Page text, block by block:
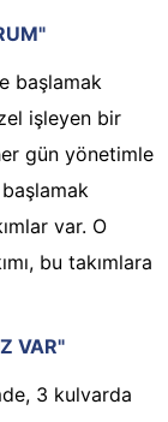
başlamak
işleyen bir
gün yönetimle
var. O
bu takımlara
VAR"
3 kulvarda